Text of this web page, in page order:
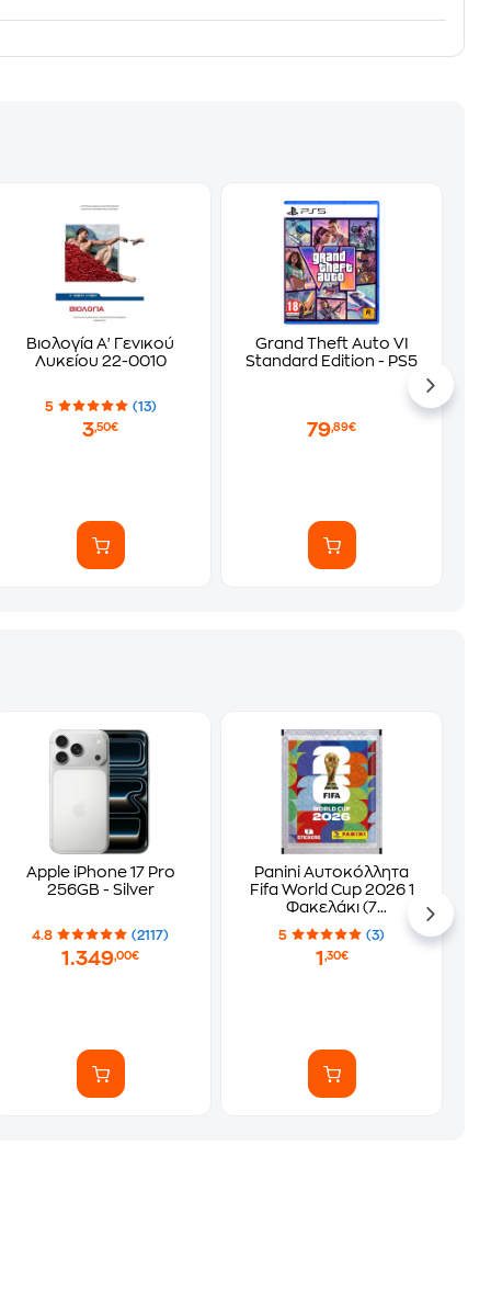
Βιολογία Α' Γενικού
Λυκείου 22-0010
5 (13)
3,50€
Grand Theft Auto VI
Standard Edition - PS5
79,89€
Apple iPhone 17 Pro
256GB - Silver
4.8 (2117)
1.349,00€
Panini Αυτοκόλλητα
Fifa World Cup 2026 1
Φακελάκι (7
Αυτοκόλλητα)
5 (3)
1 ,30€